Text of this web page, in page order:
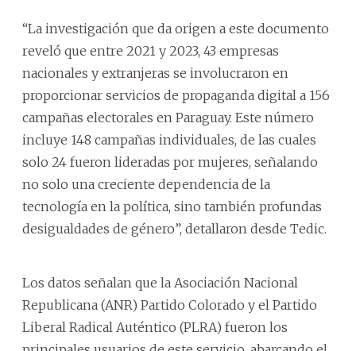
“La investigación que da origen a este documento
reveló que entre 2021 y 2023, 43 empresas
nacionales y extranjeras se involucraron en
proporcionar servicios de propaganda digital a 156
campañas electorales en Paraguay. Este número
incluye 148 campañas individuales, de las cuales
solo 24 fueron lideradas por mujeres, señalando
no solo una creciente dependencia de la
tecnología en la política, sino también profundas
desigualdades de género”, detallaron desde Tedic.
Los datos señalan que la Asociación Nacional
Republicana (ANR) Partido Colorado y el Partido
Liberal Radical Auténtico (PLRA) fueron los